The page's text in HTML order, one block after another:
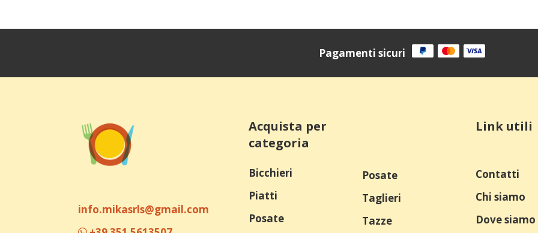
Pagamenti sicuri
info.mikasrls@gmail.com
Acquista per
categoria
Bicchieri
Piatti
Posate
Posate
Taglieri
Tazze
Link utili
Contatti
Chi siamo
Dove siamo